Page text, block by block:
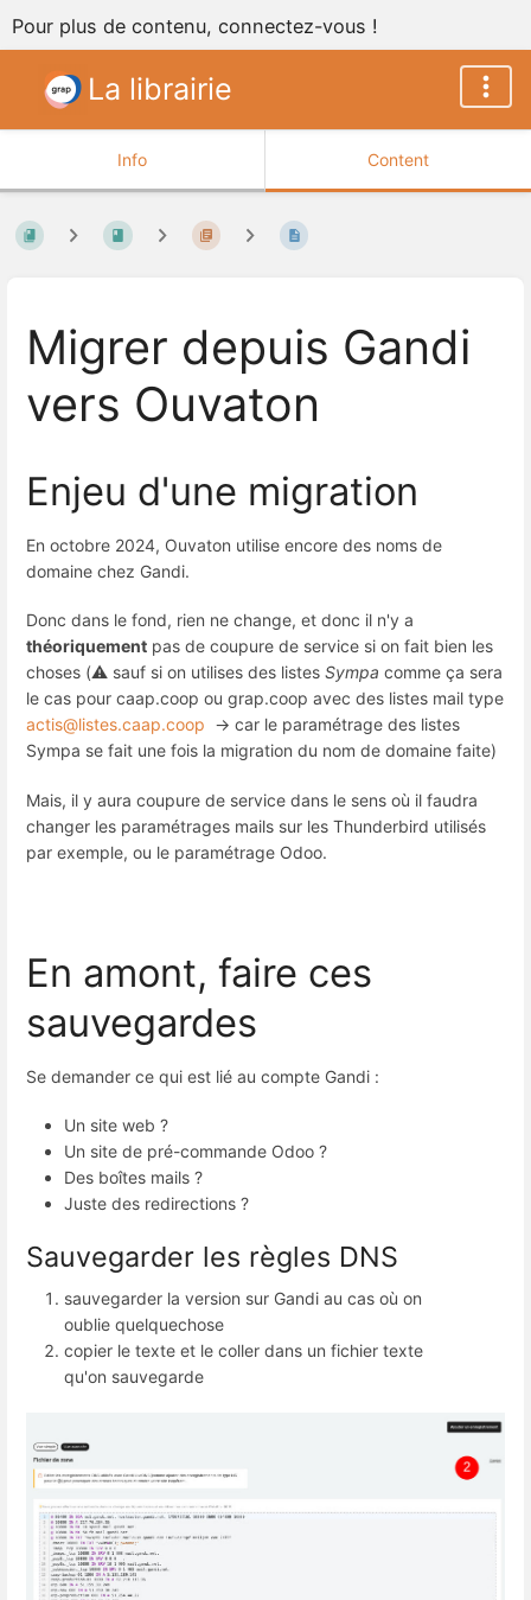
Pour plus de contenu, connectez-vous !
La librairie
Info Content
Migrer depuis Gandi
vers Ouvaton
Enjeu d'une migration
En octobre 2024, Ouvaton utilise encore des noms de
domaine chez Gandi.
Donc dans le fond, rien ne change, et donc il n'y a
théoriquement pas de coupure de service si on fait bien les
choses (⚠️ sauf si on utilises des listes Sympa comme ça sera
le cas pour caap.coop ou grap.coop avec des listes mail type
actis@listes.caap.coop → car le paramétrage des listes
Sympa se fait une fois la migration du nom de domaine faite)
Mais, il y aura coupure de service dans le sens où il faudra
changer les paramétrages mails sur les Thunderbird utilisés
par exemple, ou le paramétrage Odoo.
En amont, faire ces
sauvegardes
Se demander ce qui est lié au compte Gandi :
Un site web ?
Un site de pré-commande Odoo ?
Des boîtes mails ?
Juste des redirections ?
Sauvegarder les règles DNS
sauvegarder la version sur Gandi au cas où on
oublie quelquechose
copier le texte et le coller dans un fichier texte
qu'on sauvegarde